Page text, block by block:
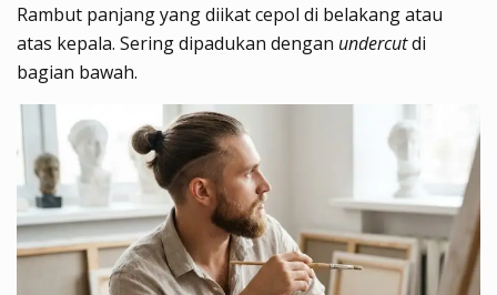
Rambut panjang yang diikat cepol di belakang atau
atas kepala. Sering dipadukan dengan undercutdi
bagian bawah.